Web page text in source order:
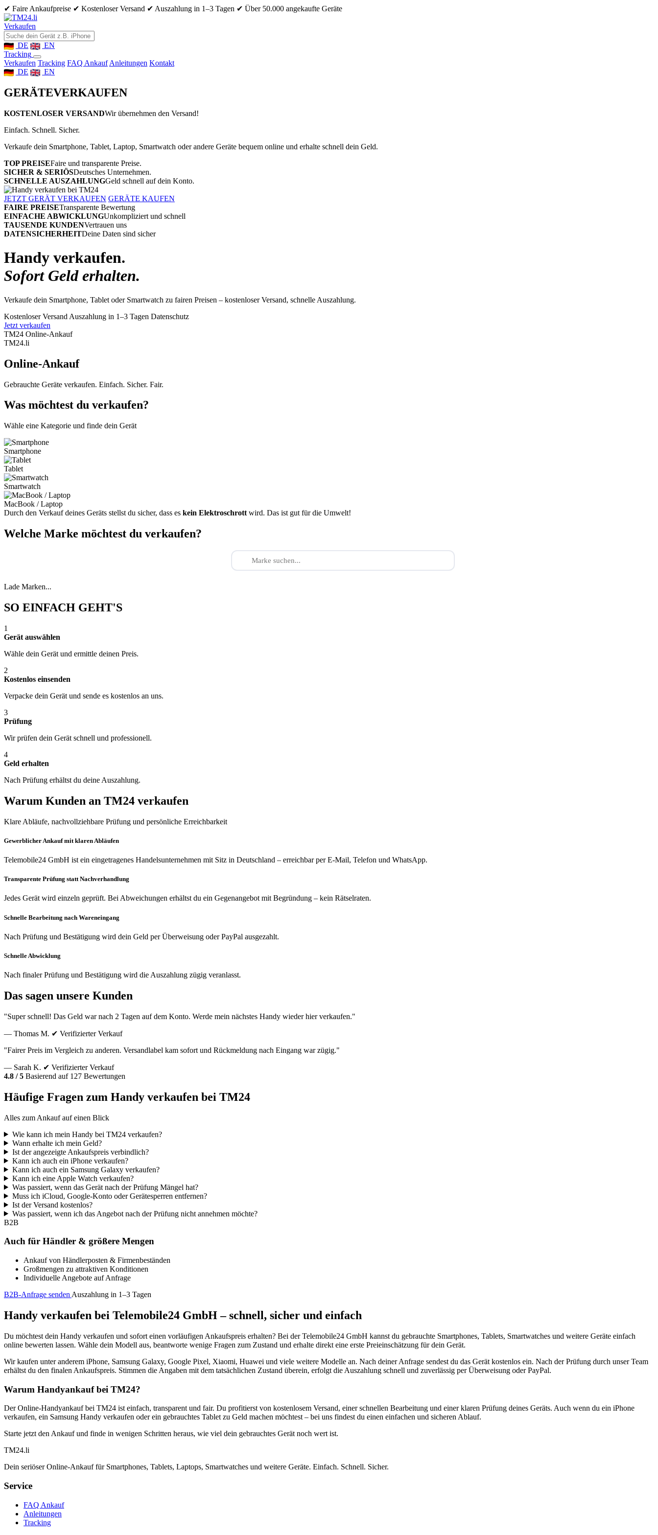
✔ Faire Ankaufpreise ✔ Kostenloser Versand ✔ Auszahlung in 1–3 Tagen ✔ Über 50.000 angekaufte Geräte
Verkaufen
DE
EN
Tracking
Verkaufen Tracking FAQ Ankauf Anleitungen Kontakt
DE
EN
GERÄTEVERKAUFEN
KOSTENLOSER VERSANDWir übernehmen den Versand!
Einfach. Schnell. Sicher.
Verkaufe dein Smartphone, Tablet, Laptop, Smartwatch oder andere Geräte bequem online und erhalte schnell dein Geld.
TOP PREISEFaire und transparente Preise.
SICHER & SERIÖSDeutsches Unternehmen.
SCHNELLE AUSZAHLUNGGeld schnell auf dein Konto.
JETZT GERÄT VERKAUFEN GERÄTE KAUFEN
FAIRE PREISETransparente Bewertung
EINFACHE ABWICKLUNGUnkompliziert und schnell
TAUSENDE KUNDENVertrauen uns
DATENSICHERHEITDeine Daten sind sicher
Handy verkaufen.
Sofort Geld erhalten.
Verkaufe dein Smartphone, Tablet oder Smartwatch zu fairen Preisen – kostenloser Versand, schnelle Auszahlung.
Kostenloser Versand Auszahlung in 1–3 Tagen Datenschutz
Jetzt verkaufen
TM24 Online-Ankauf
TM24.li
Online-Ankauf
Gebrauchte Geräte verkaufen. Einfach. Sicher. Fair.
Was möchtest du verkaufen?
Wähle eine Kategorie und finde dein Gerät
Smartphone
Tablet
Smartwatch
MacBook / Laptop
Durch den Verkauf deines Geräts stellst du sicher, dass es kein Elektroschrott wird. Das ist gut für die Umwelt!
Welche Marke möchtest du verkaufen?
Lade Marken...
SO EINFACH GEHT'S
1
Gerät auswählen
Wähle dein Gerät und ermittle deinen Preis.
2
Kostenlos einsenden
Verpacke dein Gerät und sende es kostenlos an uns.
3
Prüfung
Wir prüfen dein Gerät schnell und professionell.
4
Geld erhalten
Nach Prüfung erhältst du deine Auszahlung.
Warum Kunden an TM24 verkaufen
Klare Abläufe, nachvollziehbare Prüfung und persönliche Erreichbarkeit
Gewerblicher Ankauf mit klaren Abläufen
Telemobile24 GmbH ist ein eingetragenes Handelsunternehmen mit Sitz in Deutschland – erreichbar per E-Mail, Telefon und WhatsApp.
Transparente Prüfung statt Nachverhandlung
Jedes Gerät wird einzeln geprüft. Bei Abweichungen erhältst du ein Gegenangebot mit Begründung – kein Rätselraten.
Schnelle Bearbeitung nach Wareneingang
Nach Prüfung und Bestätigung wird dein Geld per Überweisung oder PayPal ausgezahlt.
Schnelle Abwicklung
Nach finaler Prüfung und Bestätigung wird die Auszahlung zügig veranlasst.
Das sagen unsere Kunden
"Super schnell! Das Geld war nach 2 Tagen auf dem Konto. Werde mein nächstes Handy wieder hier verkaufen."
— Thomas M. ✔ Verifizierter Verkauf
"Fairer Preis im Vergleich zu anderen. Versandlabel kam sofort und Rückmeldung nach Eingang war zügig."
— Sarah K. ✔ Verifizierter Verkauf
4.8 / 5 Basierend auf 127 Bewertungen
Häufige Fragen zum Handy verkaufen bei TM24
Alles zum Ankauf auf einen Blick
Wie kann ich mein Handy bei TM24 verkaufen?
Wann erhalte ich mein Geld?
Ist der angezeigte Ankaufspreis verbindlich?
Kann ich auch ein iPhone verkaufen?
Kann ich auch ein Samsung Galaxy verkaufen?
Kann ich eine Apple Watch verkaufen?
Was passiert, wenn das Gerät nach der Prüfung Mängel hat?
Muss ich iCloud, Google-Konto oder Gerätesperren entfernen?
Ist der Versand kostenlos?
Was passiert, wenn ich das Angebot nach der Prüfung nicht annehmen möchte?
B2B
Auch für Händler & größere Mengen
Ankauf von Händlerposten & Firmenbeständen
Großmengen zu attraktiven Konditionen
Individuelle Angebote auf Anfrage
B2B-Anfrage senden Auszahlung in 1–3 Tagen
Handy verkaufen bei Telemobile24 GmbH – schnell, sicher und einfach
Du möchtest dein Handy verkaufen und sofort einen vorläufigen Ankaufspreis erhalten? Bei der Telemobile24 GmbH kannst du gebrauchte Smartphones, Tablets, Smartwatches und weitere Geräte einfach
online bewerten lassen. Wähle dein Modell aus, beantworte wenige Fragen zum Zustand und erhalte direkt eine erste Preieinschätzung für dein Gerät.
Wir kaufen unter anderem iPhone, Samsung Galaxy, Google Pixel, Xiaomi, Huawei und viele weitere Modelle an. Nach deiner Anfrage sendest du das Gerät kostenlos ein. Nach der Prüfung durch unser Team
erhältst du den finalen Ankaufspreis. Stimmen die Angaben mit dem tatsächlichen Zustand überein, erfolgt die Auszahlung schnell und zuverlässig per Überweisung oder PayPal.
Warum Handyankauf bei TM24?
Der Online-Handyankauf bei TM24 ist einfach, transparent und fair. Du profitierst von kostenlosem Versand, einer schnellen Bearbeitung und einer klaren Prüfung deines Geräts. Auch wenn du ein iPhone
verkaufen, ein Samsung Handy verkaufen oder ein gebrauchtes Tablet zu Geld machen möchtest – bei uns findest du einen einfachen und sicheren Ablauf.
Starte jetzt den Ankauf und finde in wenigen Schritten heraus, wie viel dein gebrauchtes Gerät noch wert ist.
TM24.li
Dein seriöser Online-Ankauf für Smartphones, Tablets, Laptops, Smartwatches und weitere Geräte. Einfach. Schnell. Sicher.
Service
FAQ Ankauf
Anleitungen
Tracking